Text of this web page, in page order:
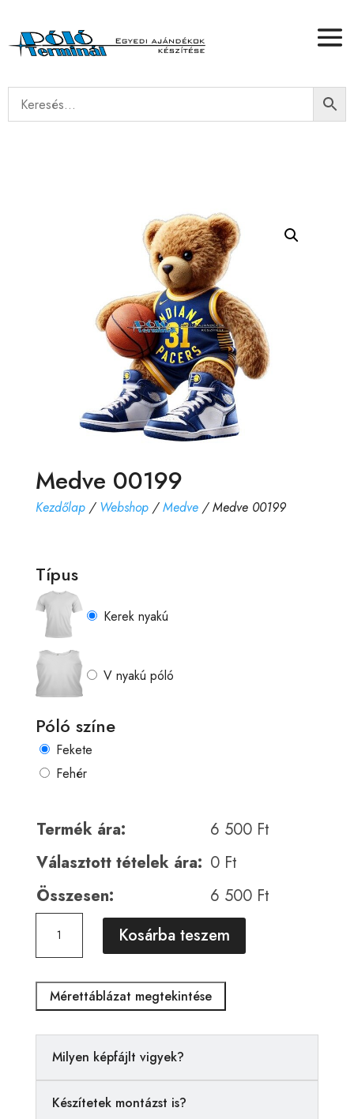
Medve 00199
Kezdőlap/ Webshop/Medve/ Medve 00199
Típus
Kerek nyakú
V nyakú póló
Póló színe
Fekete
Fehér
Termék ára: 6 500 Ft
Választott tételek ára: 0 Ft
Összesen:
6 500 Ft
00199
Kosárba teszem
A
n
Mérettáblázat megtekintése
Milyen képfájlt vigyek?
Készítetek montázst is?